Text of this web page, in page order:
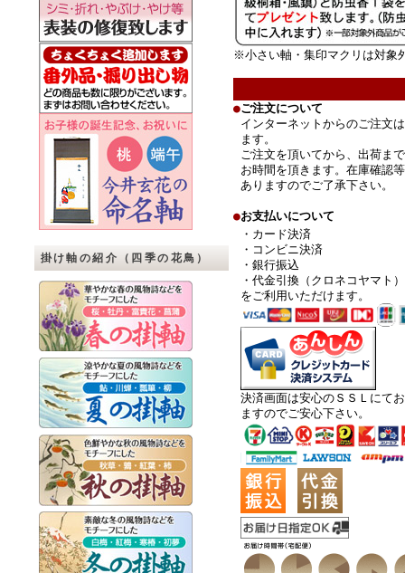
掛け軸の紹介（四季の花鳥）
※小さい軸・集印マクリは対象
●ご注文について
インターネットからのご注文
ます。
ご注文を頂いてから、出荷ま
お時間を頂きます。在庫確認
ありますのでご了承下さい。
●お支払いについて
・カード決済
・コンビニ決済
・銀行振込
・代金引換（クロネコヤマト）
をご利用いただけます。
決済画面は安心のＳＳＬにて
ますのでご安心下さい。